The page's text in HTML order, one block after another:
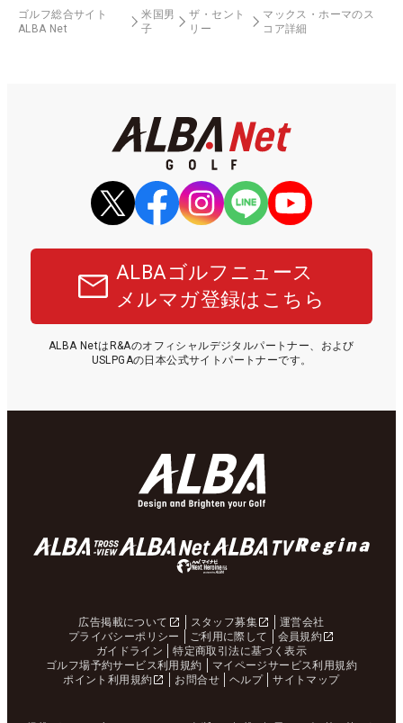
ゴルフ総合サイト
ALBA Net
米国男
子
ザ・セント
リー
マックス・ホーマのス
コア詳細
ALBAゴルフニュース
メルマガ登録はこちら
ALBA NetはR&Aのオフィシャルデジタルパートナー、および
USLPGAの日本公式サイトパートナーです。
広告掲載について スタッフ募集
運営会社
プライバシーポリシー
ご利用に際して
会員規約
ガイドライン
特定商取引法に基づく表示
ゴルフ場予約サービス利用規約
マイページサービス利用規約
ポイント利用規約
お問合せ ヘルプ サイトマップ